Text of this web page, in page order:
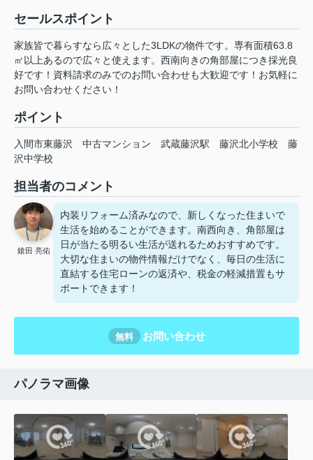
セールスポイント
家族皆で暮らすなら広々とした3LDKの物件です。専有面積63.8
㎡以上あるので広々と使えます。西南向きの角部屋につき採光良
好です！資料請求のみでのお問い合わせも大歓迎です！お気軽に
お問い合わせください！
ポイント
入間市東藤沢 中古マンション 武蔵藤沢駅 藤沢北小学校
藤
沢中学校
担当者のコメント
鎗田 亮佑
内装リフォーム済みなので、新しくなった住まいで
生活を始めることができます。南西向き、角部屋は
日が当たる明るい生活が送れるためおすすめです。
大切な住まいの物件情報だけでなく、毎日の生活に
直結する住宅ローンの返済や、税金の軽減措置もサ
ポートできます！
無料 お問い合わせ
パノラマ画像